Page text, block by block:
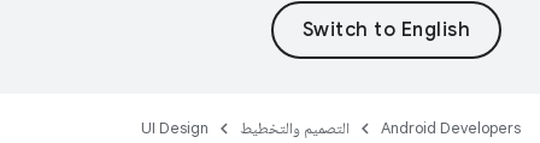
Android Developers التصميم والتخطيط
UI Design